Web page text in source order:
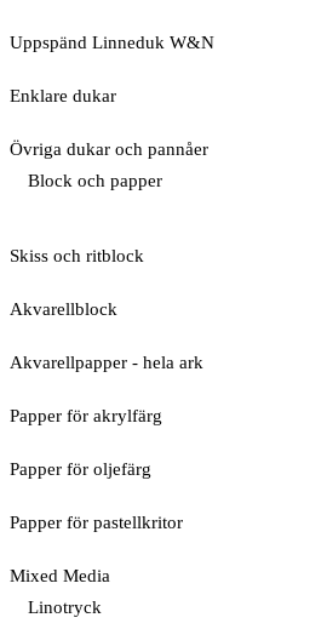
Uppspänd Linneduk W&N
Enklare dukar
Övriga dukar och pannåer
Block och papper
Skiss och ritblock
Akvarellblock
Akvarellpapper - hela ark
Papper för akrylfärg
Papper för oljefärg
Papper för pastellkritor
Mixed Media
Linotryck